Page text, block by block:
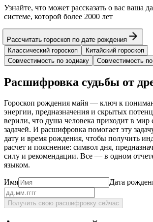
Узнайте, что может рассказать о вас ваша
системе, которой более 2000 лет
Рассчитать гороскоп по дате рождения
Классический гороскоп
Китайский гороскоп
Совместимость по зодиаку
Совместимость
Расшифровка судьбы от
Гороскоп рождения майя — ключ к
энергии, предназначения и скрытых
верили, что душа человека приходит в мир
задачей. И расшифровка помогает эту
дату и время рождения, чтобы получить
расчет и пояснение: символ дня,
силу и рекомендации. Все — в одном
языком.
Имя Дата
Получить свою расшифровку сейчас